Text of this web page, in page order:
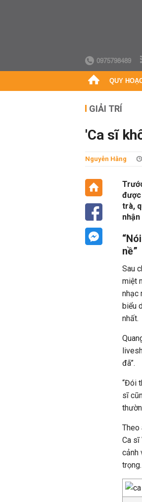
0975798489
QUY
GIẢI TRÍ
'Ca sĩ
Nguyễn Hằng
trà,
nề”
Sau
miệt
nhạc
biểu
nhất.
đã”.
“Đói
sĩ
Theo
Ca sĩ
cảnh
trọng.